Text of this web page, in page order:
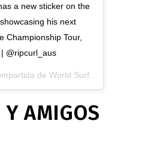
a new sticker on the
his next
Championship Tour,
@ripcurl_aus
de World Surf League
Y AMIGOS